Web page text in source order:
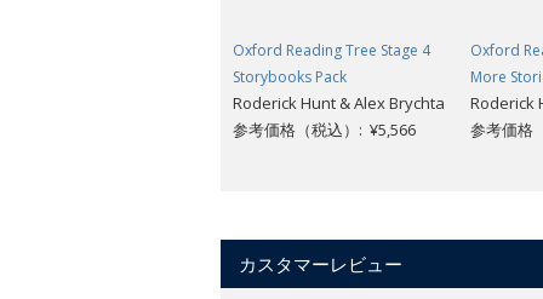
Oxford Reading Tree Stage 4
Storybooks Pack
Roderick Hunt & Alex Brychta
参考価格（税込）: ¥5,566
Oxford
More
Roderick
参考価格
カスタマーレビュー